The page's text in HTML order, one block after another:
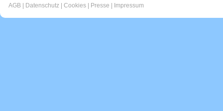
AGB Datenschutz Cookies Presse Impressum